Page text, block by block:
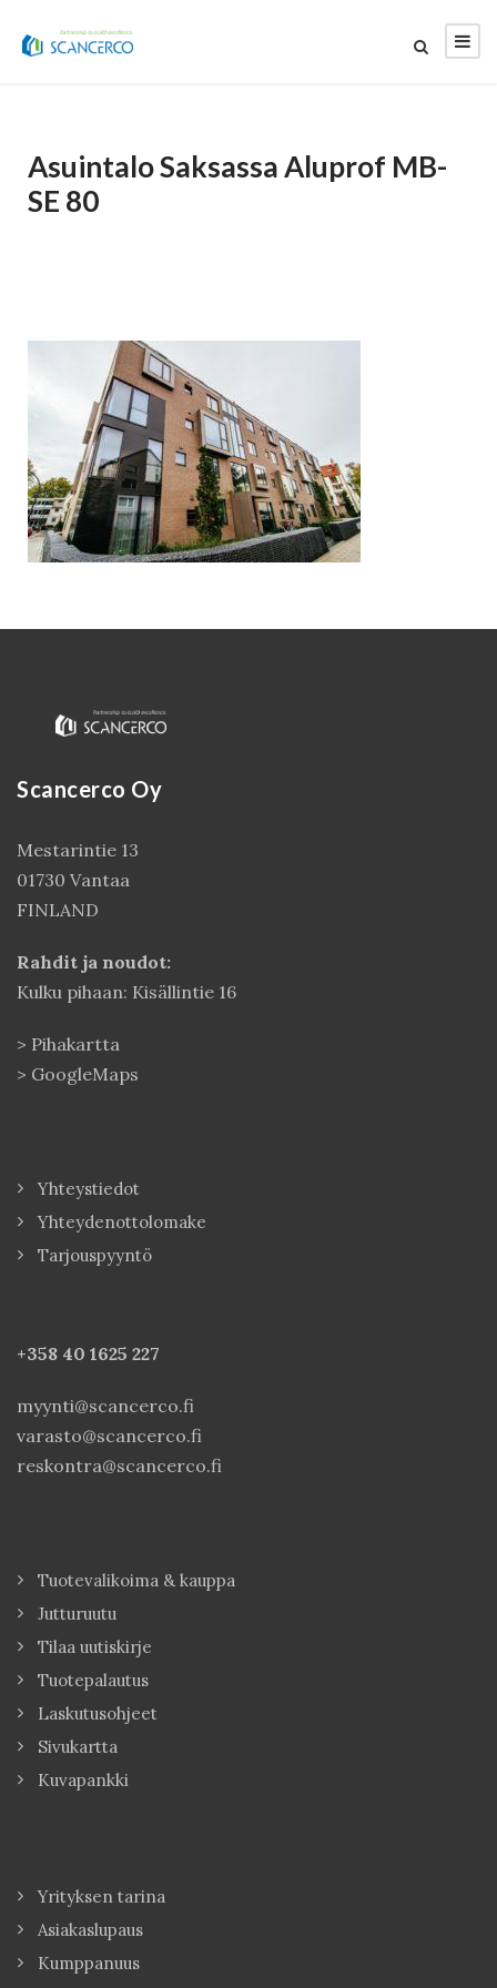
Asuintalo Saksassa Aluprof MB-
SE 80
Scancerco Oy
Mestarintie 13
01730 Vantaa
FINLAND
Rahdit ja noudot:
Kulku pihaan: Kisällintie 16
> Pihakartta
> GoogleMaps
Yhteystiedot
Yhteydenottolomake
Tarjouspyyntö
+358 40 1625 227
myynti@scancerco.fi
varasto@scancerco.fi
reskontra@scancerco.fi
Tuotevalikoima & kauppa
Jutturuutu
Tilaa uutiskirje
Tuotepalautus
Laskutusohjeet
Sivukartta
Kuvapankki
Yrityksen tarina
Asiakaslupaus
Kumppanuus